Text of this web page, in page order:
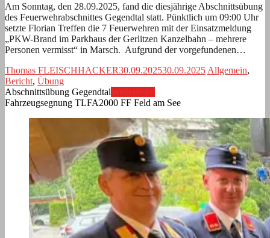
Am Sonntag, den 28.09.2025, fand die diesjährige Abschnittsübung
des Feuerwehrabschnittes Gegendtal statt. Pünktlich um 09:00 Uhr
setzte Florian Treffen die 7 Feuerwehren mit der Einsatzmeldung
„PKW-Brand im Parkhaus der Gerlitzen Kanzelbahn – mehrere
Personen vermisst“ in Marsch. Aufgrund der vorgefundenen…
Thomas FLEISCHHACKER30.09.202530.09.2025 Allgemein,
Bericht, Übung
Abschnittsübung Gegendtal
Fahrzeugsegnung TLFA2000 FF Feld am See